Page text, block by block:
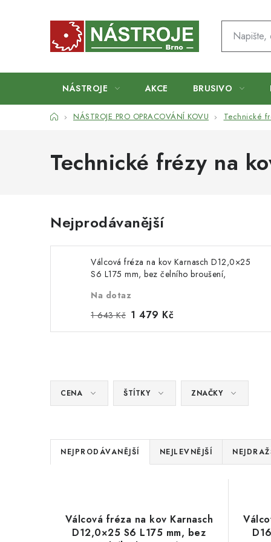
NÁSTROJE AKCE BRUSIVO
DomůNÁSTROJE PRO OPRACOVÁNÍ KOVU Technické
Technické frézy na
Nejprodávanější
Válcová fréza na kov Karnasch D12,0×25
S6 L175 mm, bez čelního broušení,
Na dotaz
1 643 Kč 1 479 Kč
CENA ŠTÍTKY ZNAČKY
Ř
a
NEJPRODÁVANĚJŠÍ NEJLEVNĚJŠÍ
Válcová fréza na kov Karnasch
D12,0×25 S6 L175 mm, bez